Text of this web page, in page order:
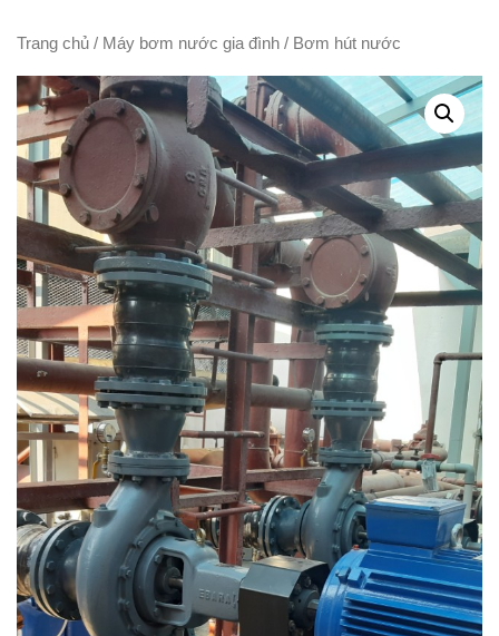
Trang chủ / Máy bơm nước gia đình / Bơm hút nước